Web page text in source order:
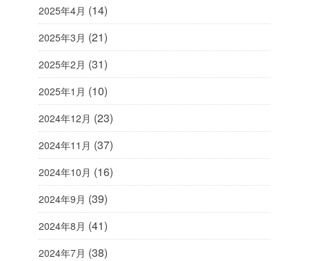
2025年4月 (14)
2025年3月 (21)
2025年2月 (31)
2025年1月 (10)
2024年12月 (23)
2024年11月 (37)
2024年10月 (16)
2024年9月 (39)
2024年8月 (41)
2024年7月 (38)